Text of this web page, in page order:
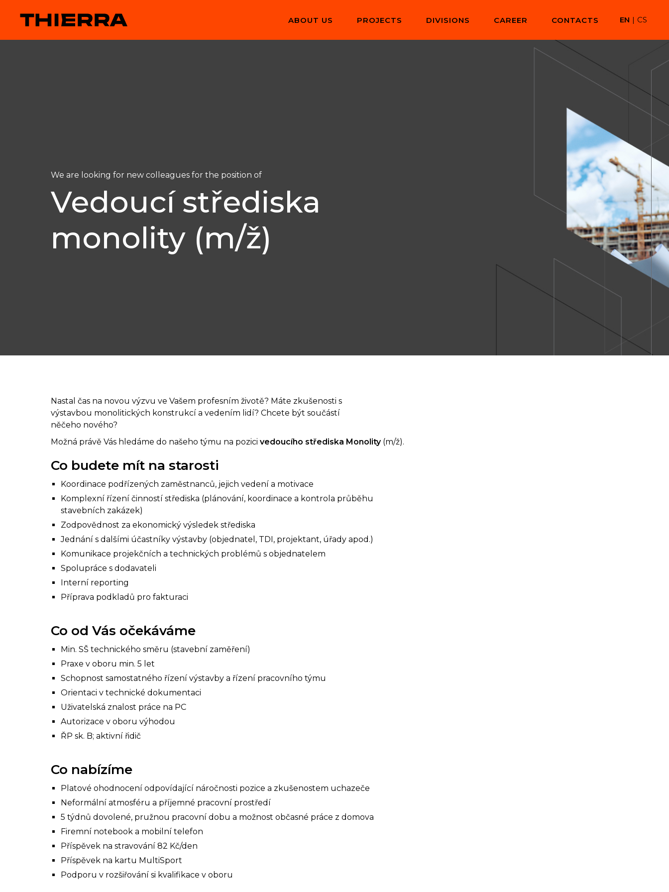
ABOUT US PROJECTS DIVISIONS CAREER CONTACTS EN | CS
We are looking for new colleagues for the position of
Vedoucí střediska
monolity (m/ž)
Nastal čas na novou výzvu ve Vašem profesním životě? Máte zkušenosti s
výstavbou monolitických konstrukcí a vedením lidí? Chcete být součástí
něčeho nového?
Možná právě Vás hledáme do našeho týmu na pozici vedoucího střediska Monolity(m/ž).
Co budete mít na starosti
Koordinace podřízených zaměstnanců, jejich vedení a motivace
Komplexní řízení činností střediska (plánování, koordinace a kontrola průběhu
stavebních zakázek)
Zodpovědnost za ekonomický výsledek střediska
Jednání s dalšími účastníky výstavby (objednatel, TDI, projektant, úřady apod.)
Komunikace projekčních a technických problémů s objednatelem
Spolupráce s dodavateli
Interní reporting
Příprava podkladů pro fakturaci
Co od Vás očekáváme
Min. SŠ technického směru (stavební zaměření)
Praxe v oboru min. 5 let
Schopnost samostatného řízení výstavby a řízení pracovního týmu
Orientaci v technické dokumentaci
Uživatelská znalost práce na PC
Autorizace v oboru výhodou
ŘP sk. B; aktivní řidič
Co nabízíme
Platové ohodnocení odpovídající náročnosti pozice a zkušenostem uchazeče
Neformální atmosféru a příjemné pracovní prostředí
5 týdnů dovolené, pružnou pracovní dobu a možnost občasné práce z domova
Firemní notebook a mobilní telefon
Příspěvek na stravování 82 Kč/den
Příspěvek na kartu MultiSport
Podporu v rozšiřování si kvalifikace v oboru